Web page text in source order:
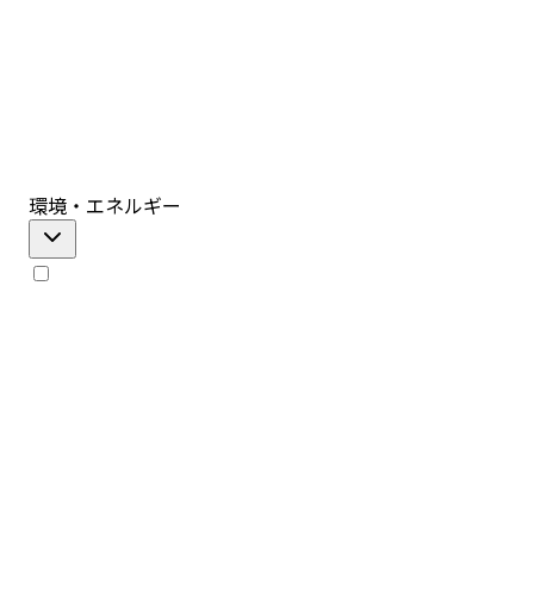
環境・エネルギー